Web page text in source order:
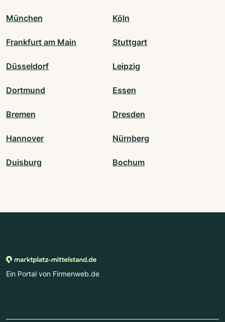
München Köln
Frankfurt am Main Stuttgart
Düsseldorf Leipzig
Dortmund Essen
Bremen Dresden
Hannover Nürnberg
Duisburg Bochum
Ein Portal von Firmenweb.de